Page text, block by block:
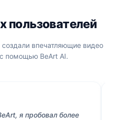
пользователей
впечатляющие видео
помощью BeArt AI.
я пробовал более